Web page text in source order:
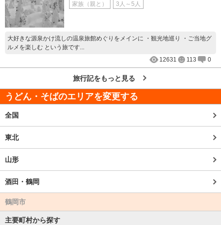
家族（親と） 3人～5人
大好きな源泉かけ流しの温泉旅館めぐりをメインに ・観光地巡り ・ご当地グ
ルメを楽しむ という旅です...
12631
113 0
旅行記をもっと見る
うどん・そばのエリアを変更する
全国
東北
山形
酒田・鶴岡
鶴岡市
主要町村から探す